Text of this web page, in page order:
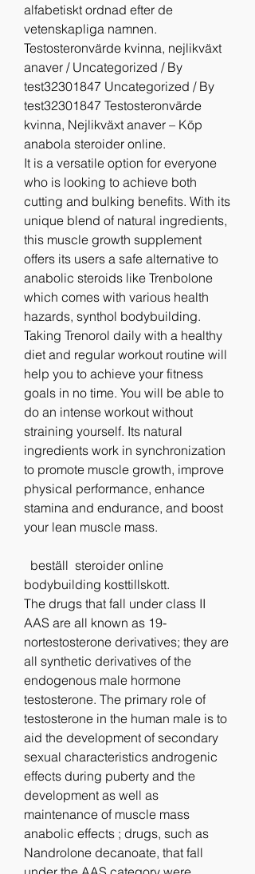
alfabetiskt ordnad efter de
vetenskapliga namnen.
Testosteronvärde kvinna, nejlikväxt
anaver / Uncategorized / By
test32301847 Uncategorized / By
test32301847 Testosteronvärde
kvinna, Nejlikväxt anaver – Köp
anabola steroider online.
It is a versatile option for everyone
who is looking to achieve both
cutting and bulking benefits. With its
unique blend of natural ingredients,
this muscle growth supplement
offers its users a safe alternative to
anabolic steroids like Trenbolone
which comes with various health
hazards, synthol bodybuilding.
Taking Trenorol daily with a healthy
diet and regular workout routine will
help you to achieve your fitness
goals in no time. You will be able to
do an intense workout without
straining yourself. Its natural
ingredients work in synchronization
to promote muscle growth, improve
physical performance, enhance
stamina and endurance, and boost
your lean muscle mass.
bodybuilding kosttillskott.
The drugs that fall under class II
AAS are all known as 19-
nortestosterone derivatives; they are
all synthetic derivatives of the
endogenous male hormone
testosterone. The primary role of
testosterone in the human male is to
aid the development of secondary
sexual characteristics androgenic
effects during puberty and the
development as well as
maintenance of muscle mass
anabolic effects ; drugs, such as
Nandrolone decanoate, that fall